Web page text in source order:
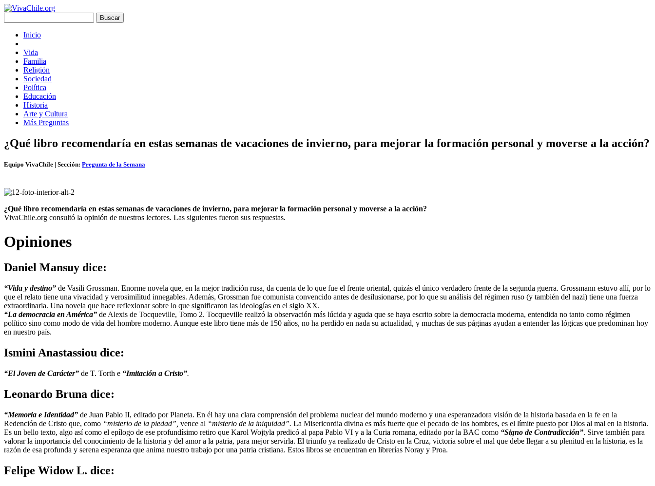
Inicio
Vida
Familia
Religión
Sociedad
Política
Educación
Historia
Arte y Cultura
Más Preguntas
¿Qué libro recomendaría en estas semanas de vacaciones de invierno, para mejorar la formación personal y moverse a la acción?
Equipo VivaChile | Sección: Pregunta de la Semana
¿Qué libro recomendaría en estas semanas de vacaciones de invierno, para mejorar la formación personal y moverse a la acción?
VivaChile.org consultó la opinión de nuestros lectores. Las siguientes fueron sus respuestas.
Opiniones
Daniel Mansuy dice:
“Vida y destino” de Vasili Grossman. Enorme novela que, en la mejor tradición rusa, da cuenta de lo que fue el frente oriental, quizás el único verdadero frente de la segunda guerra. Grossmann estuvo allí, por lo
que el relato tiene una vivacidad y verosimilitud innegables. Además, Grossman fue comunista convencido antes de desilusionarse, por lo que su análisis del régimen ruso (y también del nazi) tiene una fuerza
extraordinaria. Una novela que hace reflexionar sobre lo que significaron las ideologías en el siglo XX.
“La democracia en América” de Alexis de Tocqueville, Tomo 2. Tocqueville realizó la observación más lúcida y aguda que se haya escrito sobre la democracia moderna, entendida no tanto como régimen
político sino como modo de vida del hombre moderno. Aunque este libro tiene más de 150 años, no ha perdido en nada su actualidad, y muchas de sus páginas ayudan a entender las lógicas que predominan hoy
en nuestro país.
Ismini Anastassiou dice:
“El Joven de Carácter” de T. Torth e “Imitación a Cristo”.
Leonardo Bruna dice:
“Memoria e Identidad” de Juan Pablo II, editado por Planeta. En él hay una clara comprensión del problema nuclear del mundo moderno y una esperanzadora visión de la historia basada en la fe en la
Redención de Cristo que, como “misterio de la piedad”, vence al “misterio de la iniquidad”. La Misericordia divina es más fuerte que el pecado de los hombres, es el límite puesto por Dios al mal en la historia.
Es un bello texto, algo así como el epílogo de ese profundísimo retiro que Karol Wojtyla predicó al papa Pablo VI y a la Curia romana, editado por la BAC como “Signo de Contradicción”. Sirve también para
valorar la importancia del conocimiento de la historia y del amor a la patria, para mejor servirla. El triunfo ya realizado de Cristo en la Cruz, victoria sobre el mal que debe llegar a su plenitud en la historia, es la
razón de esa profunda y serena esperanza que anima nuestro trabajo por una patria cristiana. Estos libros se encuentran en librerías Noray y Proa.
Felipe Widow L. dice: